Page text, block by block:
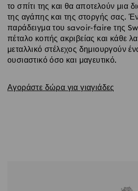
το σπίτι της και θα αποτελούν μια
της αγάπης και της στοργής σας.
παράδειγμα του savoir-faire της
πέταλο κοπής ακριβείας και κάθε
μεταλλικό στέλεχος δημιουργούν
ουσιαστικό όσο και μαγευτικό.
Αγοράστε δώρα για γιαγιάδες